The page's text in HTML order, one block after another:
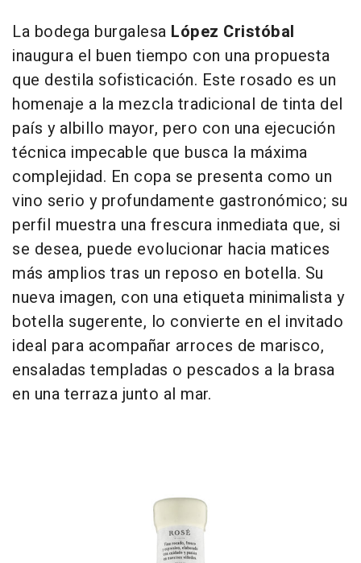
La bodega burgalesa López Cristóbal
inaugura el buen tiempo con una propuesta
que destila sofisticación. Este rosado es un
homenaje a la mezcla tradicional de tinta del
país y albillo mayor, pero con una ejecución
técnica impecable que busca la máxima
complejidad. En copa se presenta como un
vino serio y profundamente gastronómico; su
perfil muestra una frescura inmediata que, si
se desea, puede evolucionar hacia matices
más amplios tras un reposo en botella. Su
nueva imagen, con una etiqueta minimalista y
botella sugerente, lo convierte en el invitado
ideal para acompañar arroces de marisco,
ensaladas templadas o pescados a la brasa
en una terraza junto al mar.